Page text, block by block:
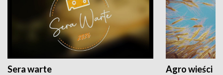
Sera warte Agro wieści